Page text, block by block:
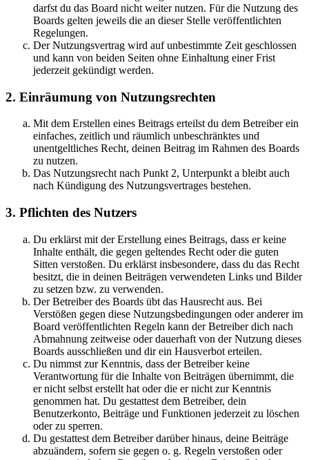
darfst du das Board nicht weiter nutzen. Für die Nutzung des
Boards gelten jeweils die an dieser Stelle veröffentlichten
Regelungen.
Der Nutzungsvertrag wird auf unbestimmte Zeit geschlossen
und kann von beiden Seiten ohne Einhaltung einer Frist
jederzeit gekündigt werden.
2. Einräumung von Nutzungsrechten
Mit dem Erstellen eines Beitrags erteilst du dem Betreiber ein
einfaches, zeitlich und räumlich unbeschränktes und
unentgeltliches Recht, deinen Beitrag im Rahmen des Boards
zu nutzen.
Das Nutzungsrecht nach Punkt 2, Unterpunkt a bleibt auch
nach Kündigung des Nutzungsvertrages bestehen.
3. Pflichten des Nutzers
Du erklärst mit der Erstellung eines Beitrags, dass er keine
Inhalte enthält, die gegen geltendes Recht oder die guten
Sitten verstoßen. Du erklärst insbesondere, dass du das Recht
besitzt, die in deinen Beiträgen verwendeten Links und Bilder
zu setzen bzw. zu verwenden.
Der Betreiber des Boards übt das Hausrecht aus. Bei
Verstößen gegen diese Nutzungsbedingungen oder anderer im
Board veröffentlichten Regeln kann der Betreiber dich nach
Abmahnung zeitweise oder dauerhaft von der Nutzung dieses
Boards ausschließen und dir ein Hausverbot erteilen.
Du nimmst zur Kenntnis, dass der Betreiber keine
Verantwortung für die Inhalte von Beiträgen übernimmt, die
er nicht selbst erstellt hat oder die er nicht zur Kenntnis
genommen hat. Du gestattest dem Betreiber, dein
Benutzerkonto, Beiträge und Funktionen jederzeit zu löschen
oder zu sperren.
Du gestattest dem Betreiber darüber hinaus, deine Beiträge
abzuändern, sofern sie gegen o. g. Regeln verstoßen oder